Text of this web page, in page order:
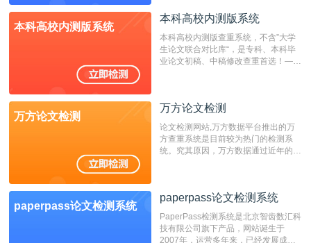
成时间作为发表日期。
本科高校内测版系统
本科高校内测版系统
本科高校内测版查重系统，不含”大学
生论文联合对比库“，是专科、本科毕
业论文初稿、中稿修改查重首选！——
万方论文检测
万方论文检测
论文检测网站,万方数据平台推出的万
方查重系统是目前较为热门的检测系
统。究其原因，万方数据通过近年的发
非。其次，相对于知网而言，万方检测
重的推荐系统。
paperpass论文检测系统
paperpass论文检测系统
PaperPass检测系统是北京智齿数汇科
技有限公司旗下产品，网站诞生于
2007年，运营多年来，已经发展成为